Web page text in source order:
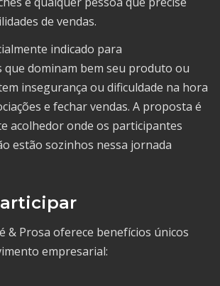
de vendas.
indicado para
que dominam bem seu produto ou
insegurança ou dificuldade na hora
e fechar vendas. A proposta é
acolhedor onde os participantes
estão sozinhos nessa jornada
& Prosa oferece benefícios únicos
empresarial: